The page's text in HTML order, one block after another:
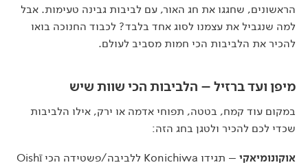
הראשונים, שחגגו את חג האור, עם לביבות גבינה טעימות. אבל
למה שנגביל את עצמנו לסוג אחד בלבד? לכבוד החנוכה בואו
להכיר את הלביבות הכי חמות מסביב לעולם.
מיפן ועד ברזיל – הלביבות הכי שוות שיש
במקום עוד קמח, בטטה, תפוחי אדמה או ירק, אילו הלביבות
שכדי לכם להכיר ולטגן בחג הזה:
אוקונומיאקי
– תגידו Konichiwa ללביבה/פשטידה הכי Oishī